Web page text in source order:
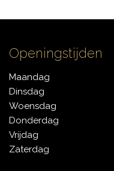
Openingstijden
Maandag
Dinsdag
Woensdag
Donderdag
Vrijdag
Zaterdag